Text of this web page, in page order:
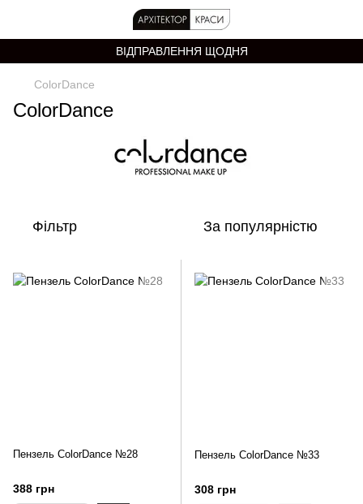
ВІДПРАВЛЕННЯ ЩОДНЯ
ColorDance
ColorDance
Фільтр За популярністю
Пензель ColorDance №28
388 грн
Пензель ColorDance №33
308 грн